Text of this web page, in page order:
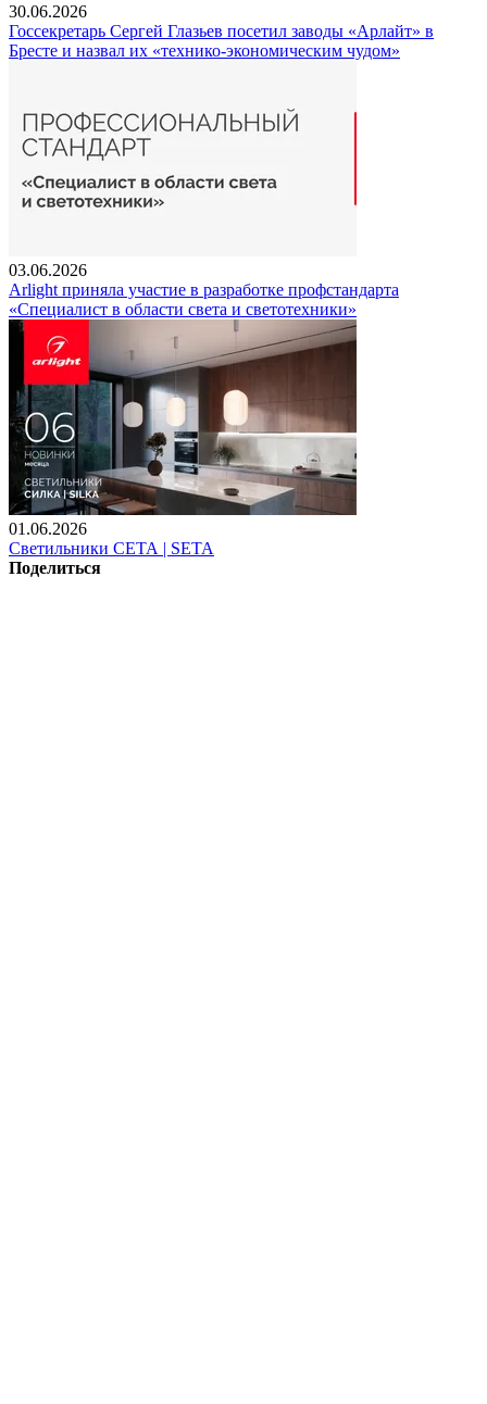
30.06.2026
Госсекретарь Сергей Глазьев посетил заводы «Арлайт» в
Бресте и назвал их «технико-экономическим чудом»
03.06.2026
Arlight приняла участие в разработке профстандарта
«Специалист в области света и светотехники»
01.06.2026
Светильники СЕТА | SETA
Поделиться